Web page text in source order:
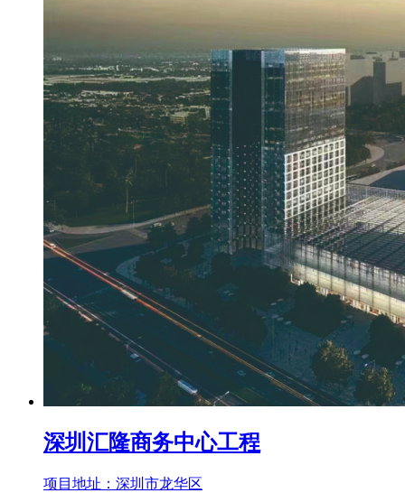
深圳汇隆商务中心工程
项目地址：深圳市龙华区